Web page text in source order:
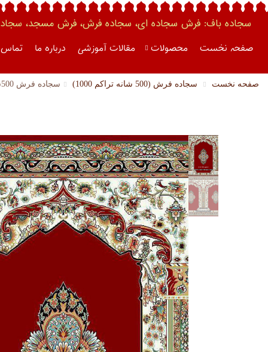
سجاده باف: فرش سجاده ای، سجاده فرش، فرش مسجد،
صفحه نخست محصولات مقالات آموزشی درباره ما تماس
صفحه نخست سجاده فرش (500 شانه تراکم 1000) سجاده فرش 500شانه (کد 3040 )